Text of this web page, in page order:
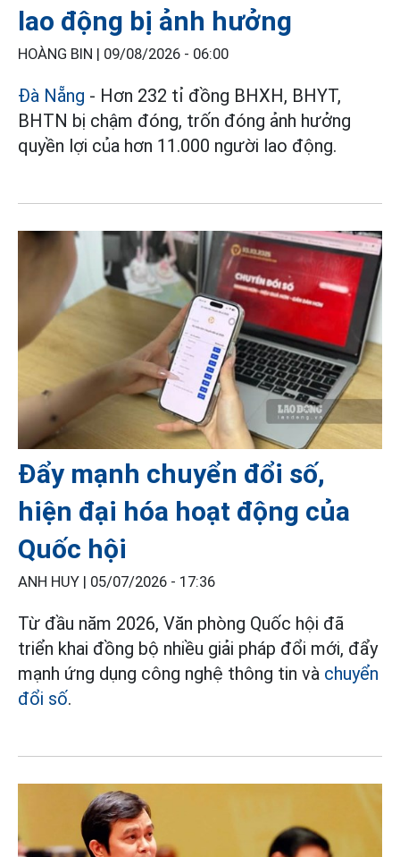
lao động bị ảnh hưởng
HOÀNG BIN | 09/08/2026 - 06:00
Đà Nẵng - Hơn 232 tỉ đồng BHXH, BHYT,
BHTN bị chậm đóng, trốn đóng ảnh hưởng
quyền lợi của hơn 11.000 người lao động.
Đẩy mạnh chuyển đổi số,
hiện đại hóa hoạt động của
Quốc hội
ANH HUY | 05/07/2026 - 17:36
Từ đầu năm 2026, Văn phòng Quốc hội đã
triển khai đồng bộ nhiều giải pháp đổi mới, đẩy
mạnh ứng dụng công nghệ thông tin và chuyển
đổi số.